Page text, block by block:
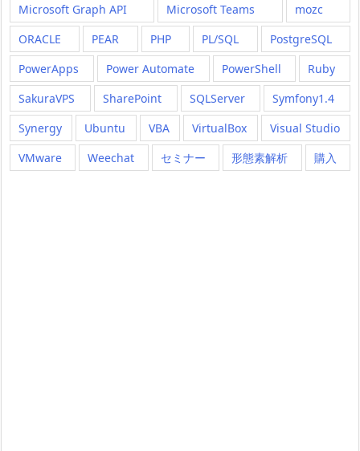
Microsoft Graph API
Microsoft Teams
mozc
ORACLE
PEAR PHP PL/SQL
PostgreSQL
PowerApps
Power Automate PowerShell
Ruby
SakuraVPS
SharePoint SQLServer
Symfony1.4
Synergy
Ubuntu VBA VirtualBox
Visual Studio
VMware
Weechat セミナー 形態素解析 購入